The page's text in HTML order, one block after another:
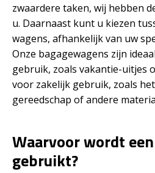
zwaardere taken, wij hebben
u. Daarnaast kunt u kiezen
wagens, afhankelijk van uw
Onze bagagewagens zijn
gebruik, zoals vakantie-uitjes
voor zakelijk gebruik, zoals
gereedschap of andere
Waarvoor wordt
gebruikt?